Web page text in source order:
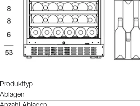
Produkttyp
Ablagen